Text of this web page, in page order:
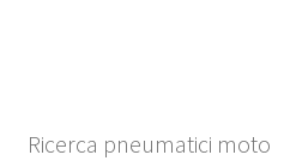
Ricerca pneumatici moto